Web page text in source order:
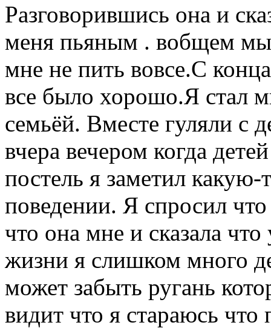
Разговорившись она и
меня пьяным . вобщем
мне не пить вовсе.С
все было хорошо.Я стал
семьёй. Вместе гуляли с
вчера вечером когда
постель я заметил какую-
поведении. Я спросил
что она мне и сказала
жизни я слишком много
может забыть ругань
видит что я стараюсь что